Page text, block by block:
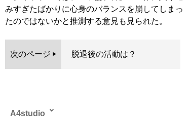
みすぎたばかりに心身のバランスを崩してしまっ
たのではないかと推測する意見も見られた。
次のページ 脱退後の活動は？
A4studio